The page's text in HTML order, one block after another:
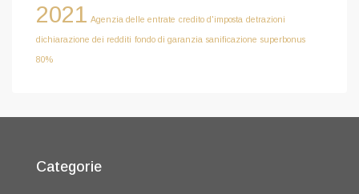
2021 Agenzia delle entrate credito d'imposta detrazioni
dichiarazione dei redditi fondo di garanzia sanificazione superbonus
80%
Categorie